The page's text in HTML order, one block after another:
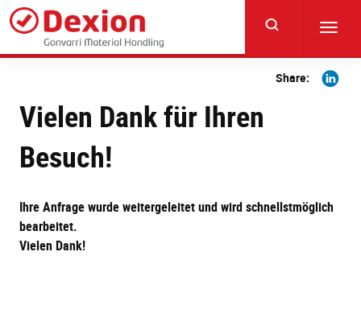
Skip
main
content
Share:
Share
Vielen Dank für Ihren
Besuch!
Ihre Anfrage wurde weitergeleitet und wird schnellstmöglich
bearbeitet.
Vielen Dank!